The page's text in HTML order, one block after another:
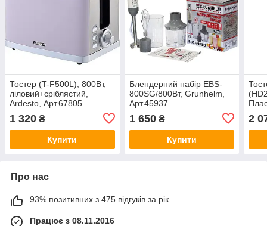
Тостер (T-F500L), 800Вт,
ліловий+сріблястий,
Ardesto, Арт.67805
1 320 ₴
Купити
Блендерний набір EBS-
800SG/800Вт, Grunhelm,
Арт.45937
1 650₴
Купити
2
Про нас
93% позитивних з 475 відгуків за рік
Працює з 08.11.2016